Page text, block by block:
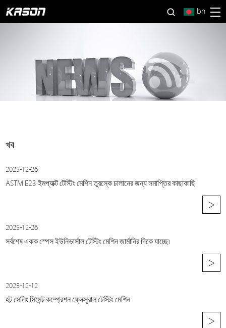
bn
খব
2025-12-26
ASTM E23 ইমপ্যাক্ট টেস্টিং মেশিন তুরস্কে চালানের জন্য সমাপ্তির কাছাকাছি
>
2025-12-26
সর্বশেষ একক স্পেস ইউনিভার্সাল টেস্টিং মেশিন জার্মানির দিকে যাচ্ছে৷
>
2025-12-12
হট সেলিং সিমেন্ট কম্প্রেশন ফ্লেক্সুরাল টেস্টিং মেশিন
>